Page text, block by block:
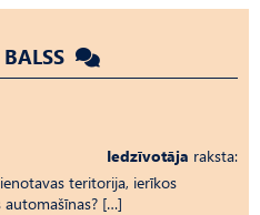
Iedzīvotāja raksta:
teritorija, ierīkos
[…]